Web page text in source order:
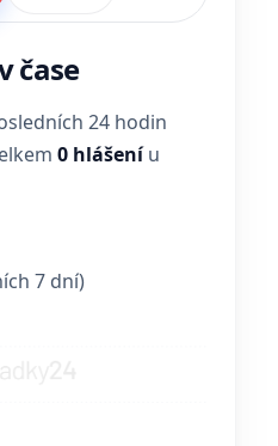
čase
24 hodin
0 hlášeníu
7 dní)